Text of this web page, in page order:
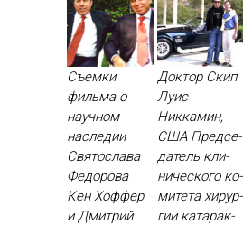
Съемки
фильма о
научном
наследии
Святослава
Федорова
Кен Хоф­фер
и Дмит­рий
Доктор Скип
Луис
Никкамин,
США Пред­се­
датель кли­
ничес­ко­го ко­
мите­та хи­рур­
гии ка­тарак­